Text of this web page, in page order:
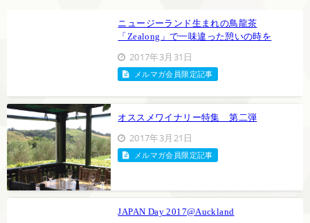
ニュージーランド生まれの鳥龍茶
「Zealong」で一味違った憩いの時を
2017年3月31日
メルマガ会員限定記事
オススメワイナリー特集 第二弾
2017年3月21日
メルマガ会員限定記事
JAPAN Day 2017@Auckland